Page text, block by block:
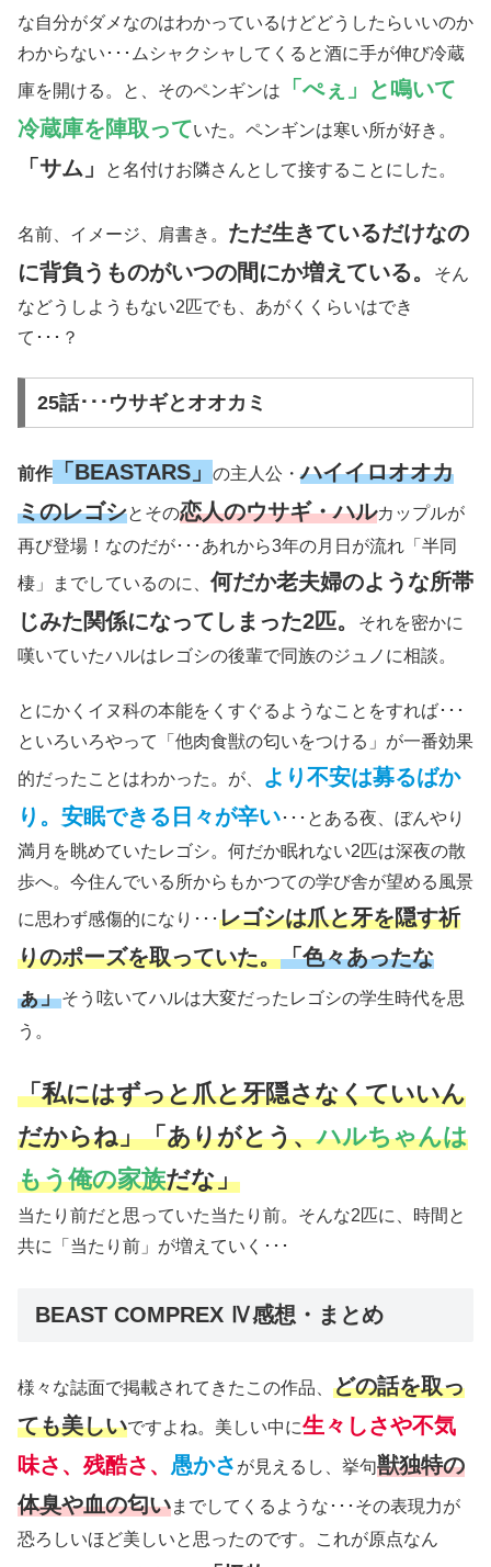
な自分がダメなのはわかっているけどどうしたらいいのか
わからない･･･ムシャクシャしてくると酒に手が伸び冷蔵
庫を開ける。と、そのペンギンは
「ぺぇ」と鳴いて
冷蔵庫を陣取っていた。ペンギンは寒い所が好き。
「サム」 と名付けお隣さんとして接することにした。
名前、イメージ、肩書き。 ただ生きているだけなの
に背負うものがいつの間にか増えている。
そん
などうしようもない2匹でも、あがくくらいはでき
て･･･？
25話･･･ウサギとオオカミ
前作 「BEASTARS」 の主人公・ハイイロオオカ
ミのレゴシとその恋人のウサギ・ハルカップルが
再び登場！なのだが･･･あれから3年の月日が流れ「半同
棲」までしているのに、 何だか老夫婦のような所帯
じみた関係になってしまった2匹。
それを密かに
嘆いていたハルはレゴシの後輩で同族のジュノに相談。
とにかくイヌ科の本能をくすぐるようなことをすれば･･･
といろいろやって「他肉食獣の匂いをつける」が一番効果
的だったことはわかった。が、
より不安は募るばか
り。安眠できる日々が辛い･･･とある夜、ぼんやり
満月を眺めていたレゴシ。何だか眠れない2匹は深夜の散
歩へ。今住んでいる所からもかつての学び舎が望める風景
に思わず感傷的になり･･･レゴシは爪と牙を隠す祈
りのポーズを取っていた。「色々あったな
ぁ」そう呟いてハルは大変だったレゴシの学生時代を思
う。
「私にはずっと爪と牙隠さなくていいん
だからね」「ありがとう、ハルちゃんは
もう俺の家族だな」
当たり前だと思っていた当たり前。そんな2匹に、時間と
共に「当たり前」が増えていく･･･
BEAST COMPREX Ⅳ感想・まとめ
様々な誌面で掲載されてきたこの作品、 どの話を取っ
ても美しいですよね。美しい中に生々しさや不気
味さ、残酷さ、 愚かさ が見えるし、挙句獣独特の
体臭や血の匂いまでしてくるような･･･その表現力が
恐ろしいほど美しいと思ったのです。これが原点なん